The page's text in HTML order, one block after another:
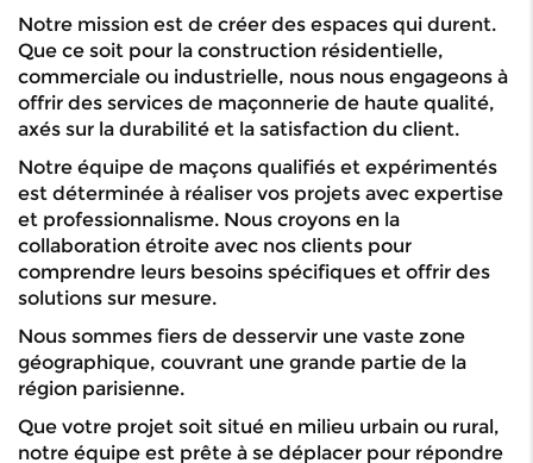
Notre mission est de créer des espaces qui durent.
Que ce soit pour la construction résidentielle,
commerciale ou industrielle, nous nous engageons à
offrir des services de maçonnerie de haute qualité,
axés sur la durabilité et la satisfaction du client.
Notre équipe de maçons qualifiés et expérimentés
est déterminée à réaliser vos projets avec expertise
et professionnalisme. Nous croyons en la
collaboration étroite avec nos clients pour
comprendre leurs besoins spécifiques et offrir des
solutions sur mesure.
Nous sommes fiers de desservir une vaste zone
géographique, couvrant une grande partie de la
région parisienne.
Que votre projet soit situé en milieu urbain ou rural,
notre équipe est prête à se déplacer pour répondre